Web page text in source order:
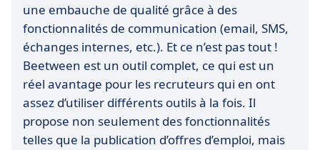
une embauche de qualité grâce à des
fonctionnalités de communication (email, SMS,
échanges internes, etc.). Et ce n’est pas tout !
Beetween est un outil complet, ce qui est un
réel avantage pour les recruteurs qui en ont
assez d’utiliser différents outils à la fois. Il
propose non seulement des fonctionnalités
telles que la publication d’offres d’emploi, mais